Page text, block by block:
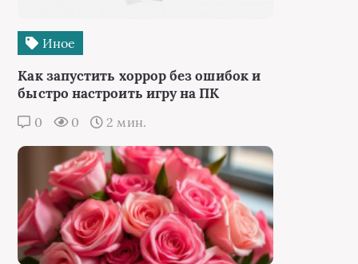
Иное
Как запустить хоррор без ошибок и
быстро настроить игру на ПК
0 0 2 мин.